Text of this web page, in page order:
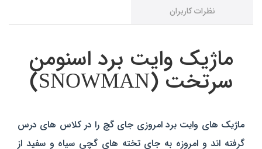
نظرات کاربران
ماژیک وایت برد اسنومن
سرتخت (SNOWMAN)
ماژیک های وایت برد امروزی جای گچ را در کلاس های درس
گرفته اند و امروزه به جای تخته های گچی سیاه و سفید از